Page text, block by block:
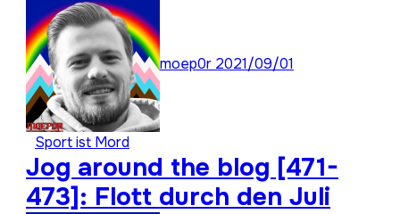
moep0r 2021/09/01
Sport ist Mord
Jog around the blog [471-
473]: Flott durch den Juli